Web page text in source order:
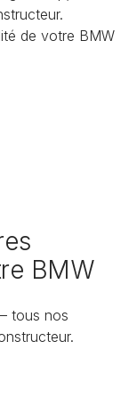
de votre BMW
BMW
tous nos